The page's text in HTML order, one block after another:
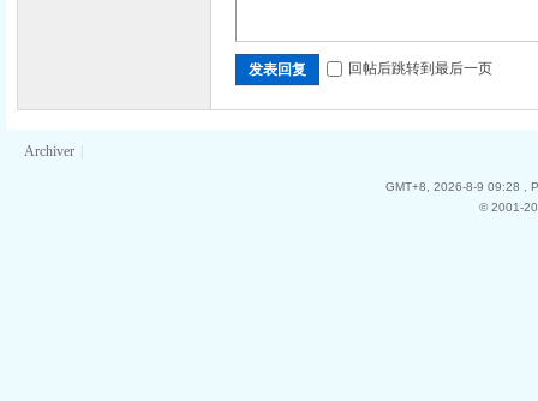
发表回复 回帖后跳转到最后一页
Archiver
GMT+8, 2026-8-9 09:28
,
© 2001-